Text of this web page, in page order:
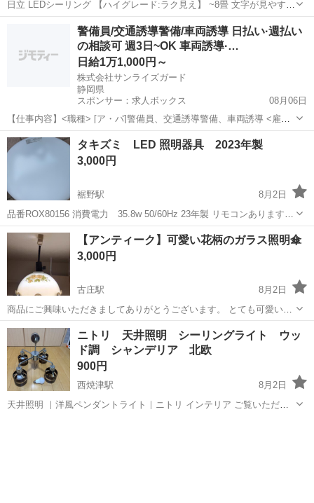
日立 LEDシーリング 【ハイグレード:ラク見え】 ~8畳 文字が見やすく
色鮮やか 調光・調色 日本製 LEC-AHR800 問題なく使えます。 待ち合
わせ場所静岡市駿河区西島716-2 リサイクルショップよしや商店
静岡市 安倍川駅 照明器具 シーリング
警備員/交通誘導警備/車両誘導 日払い·週払い
の相談可 週3日~OK 車両誘導·…
日給1万1,000円～
株式会社サンライズガード
静岡県
スポンサー：求人ボックス
08月06日
【仕事内容】<職種> [ア・パ]警備員、交通誘導警備、車両誘導 <雇用
形態> アルバイト・パート <給与> [ア・パ]日給11,000円～ 交通費:一
部支給 規定あり 入社祝い金 5万円支給!/ 友人紹介料 5万円支給!/ 規定
アルバイト・パート
タキズミ LED 照明器具 2023年製
3,000円
裾野駅
8月2日
品番ROX80156 消費電力 35.8w 50/60Hz 23年製 リモコンあります。
比較的綺麗です。 直接取りにこられる方のみ。
静岡 裾野市 照明器具
【アンティーク】可愛い花柄のガラス照明傘
3,000円
古庄駅
8月2日
商品にご興味いただきましてありがとうございます。 とても可愛い花
柄のガラス製照明傘の出品です。 キズや割れ、酷い汚れはありませ
ん。 サイズは笠だけで幅21cm、高さ11cmです。 写真のLED電球と電
球ソケットはオマケでお...
静岡 静岡市 古庄駅 照明器具 ガラス
ニトリ 天井照明 シーリングライト ウッ
ド調 シャンデリア 北欧
900円
西焼津駅
8月2日
天井照明 ｜洋風ペンダントライト｜ニトリ インテリア ご覧いただき